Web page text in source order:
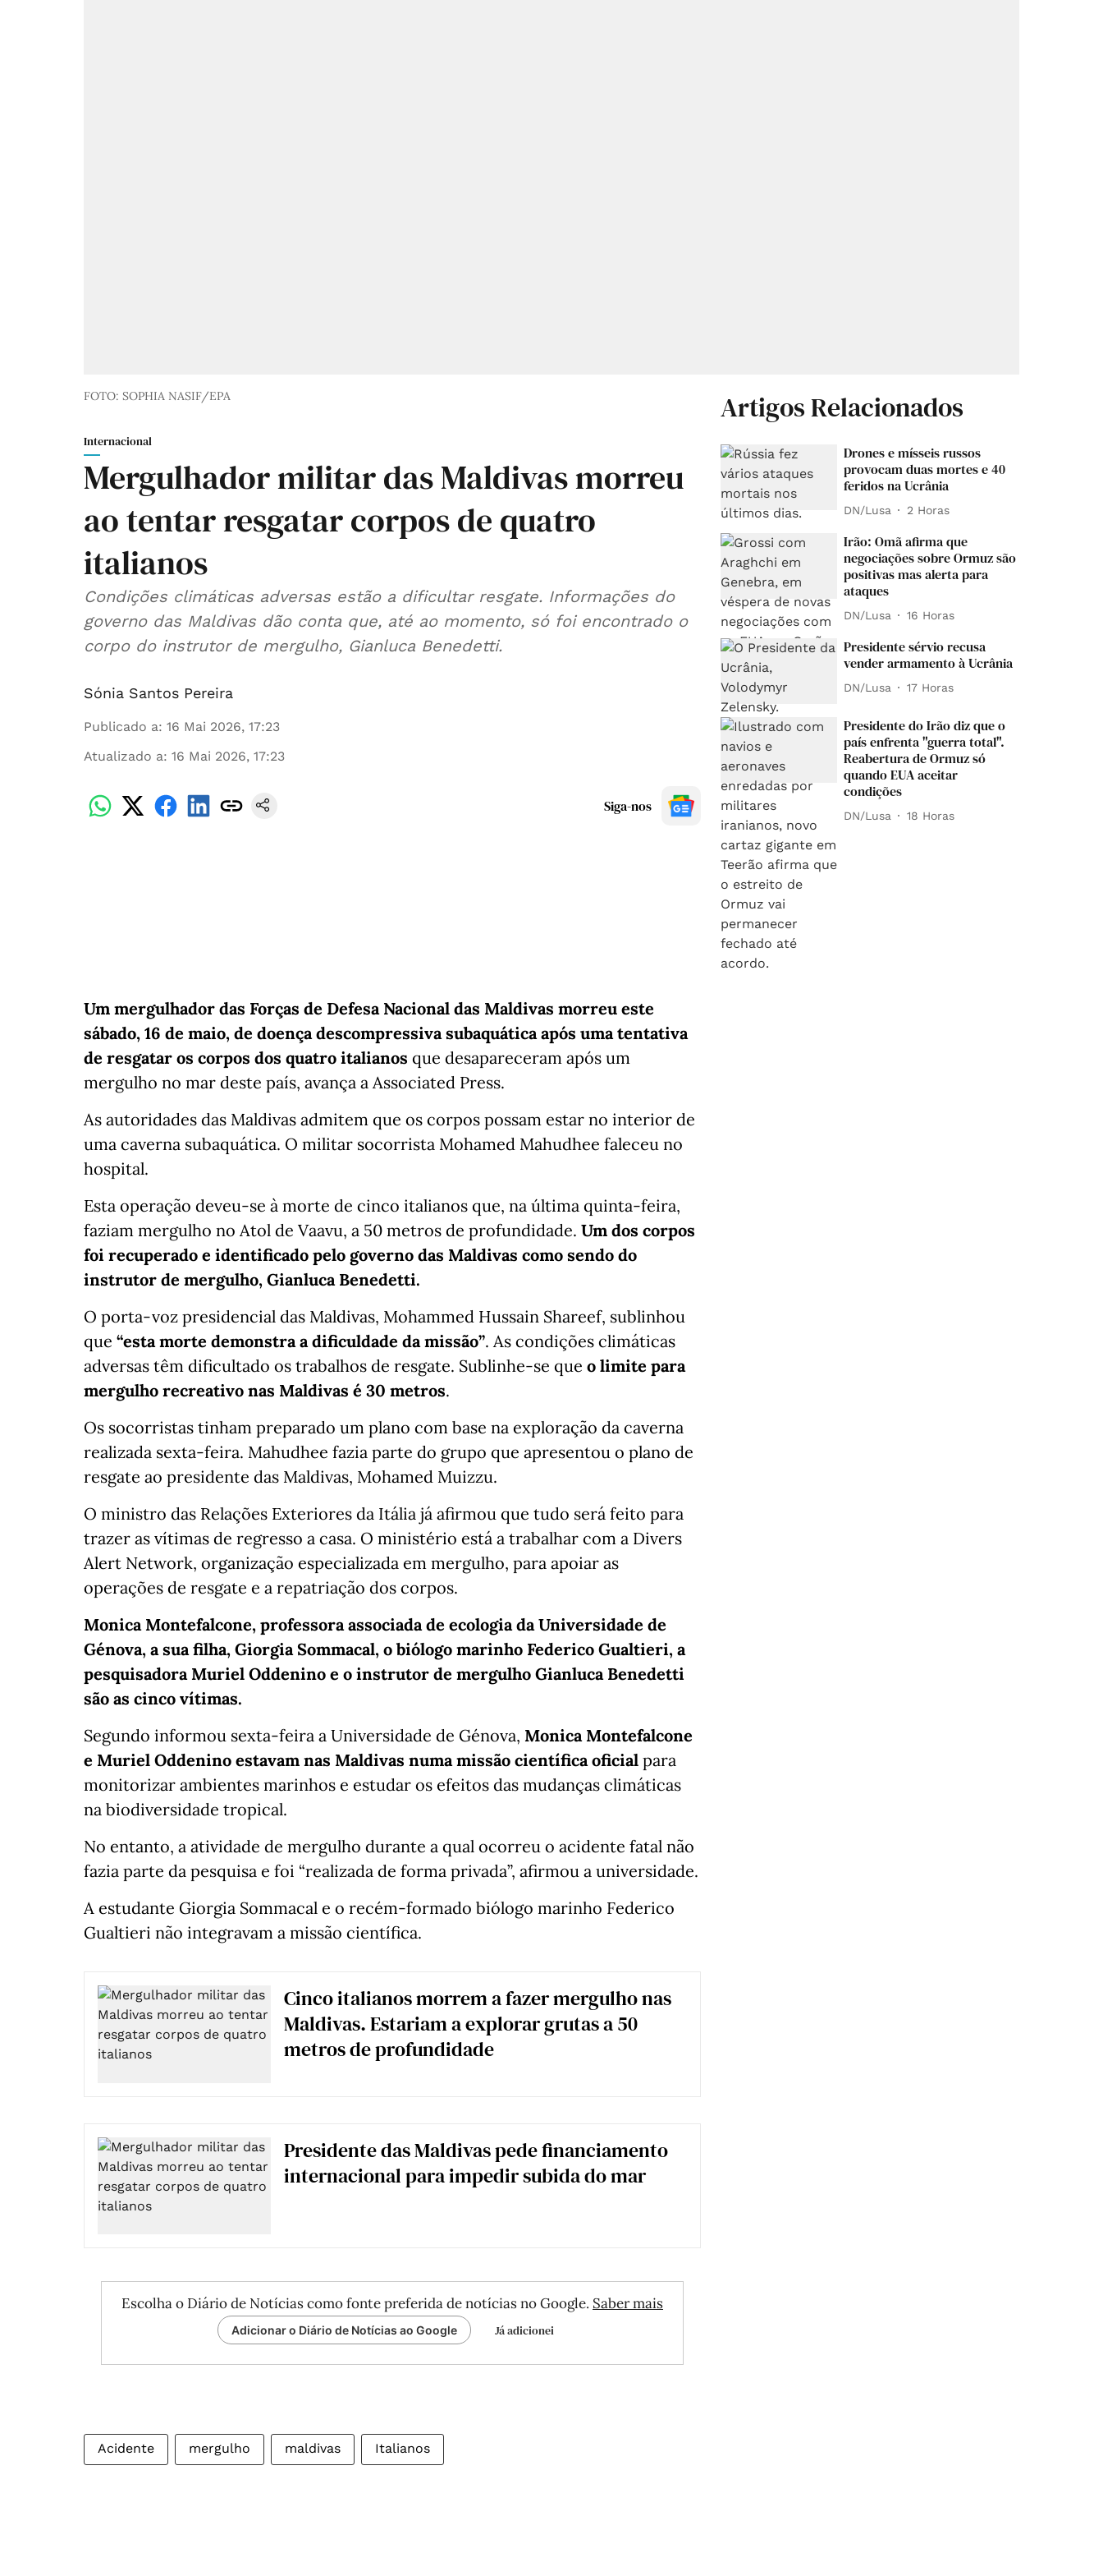
FOTO: SOPHIA NASIF/EPA
Internacional
Mergulhador militar das Maldivas morreu
ao tentar resgatar corpos de quatro
italianos
Condições climáticas adversas estão a dificultar resgate. Informações do
governo das Maldivas dão conta que, até ao momento, só foi encontrado o
corpo do instrutor de mergulho, Gianluca Benedetti.
Sónia Santos Pereira
Publicado a: 16 Mai 2026, 17:23
Atualizado a: 16 Mai 2026, 17:23
Siga-nos
Um mergulhador das Forças de Defesa Nacional das Maldivas morreu este
sábado, 16 de maio, de doença descompressiva subaquática após uma tentativa
de resgatar os corpos dos quatro italianos que desapareceram após um
mergulho no mar deste país, avança a Associated Press.
As autoridades das Maldivas admitem que os corpos possam estar no interior de
uma caverna subaquática. O militar socorrista Mohamed Mahudhee faleceu no
hospital.
Esta operação deveu-se à morte de cinco italianos que, na última quinta-feira,
faziam mergulho no Atol de Vaavu, a 50 metros de profundidade. Um dos corpos
foi recuperado e identificado pelo governo das Maldivas como sendo do
instrutor de mergulho, Gianluca Benedetti.
O porta-voz presidencial das Maldivas, Mohammed Hussain Shareef, sublinhou
que “esta morte demonstra a dificuldade da missão”. As condições climáticas
adversas têm dificultado os trabalhos de resgate. Sublinhe-se que o limite para
mergulho recreativo nas Maldivas é 30 metros.
Os socorristas tinham preparado um plano com base na exploração da caverna
realizada sexta-feira. Mahudhee fazia parte do grupo que apresentou o plano de
resgate ao presidente das Maldivas, Mohamed Muizzu.
O ministro das Relações Exteriores da Itália já afirmou que tudo será feito para
trazer as vítimas de regresso a casa. O ministério está a trabalhar com a Divers
Alert Network, organização especializada em mergulho, para apoiar as
operações de resgate e a repatriação dos corpos.
Monica Montefalcone, professora associada de ecologia da Universidade de
Génova, a sua filha, Giorgia Sommacal, o biólogo marinho Federico Gualtieri, a
pesquisadora Muriel Oddenino e o instrutor de mergulho Gianluca Benedetti
são as cinco vítimas.
Segundo informou sexta-feira a Universidade de Génova, Monica Montefalcone
e Muriel Oddenino estavam nas Maldivas numa missão científica oficial para
monitorizar ambientes marinhos e estudar os efeitos das mudanças climáticas
na biodiversidade tropical.
No entanto, a atividade de mergulho durante a qual ocorreu o acidente fatal não
fazia parte da pesquisa e foi “realizada de forma privada”, afirmou a universidade.
A estudante Giorgia Sommacal e o recém-formado biólogo marinho Federico
Gualtieri não integravam a missão científica.
Cinco italianos morrem a fazer mergulho nas
Maldivas. Estariam a explorar grutas a 50
metros de profundidade
Presidente das Maldivas pede financiamento
internacional para impedir subida do mar
Escolha o Diário de Notícias como fonte preferida de notícias no Google. Saber mais
Adicionar o Diário de Notícias ao Google Já adicionei
Acidente mergulho maldivas Italianos
Artigos Relacionados
Drones e mísseis russos
provocam duas mortes e 40
feridos na Ucrânia
DN/Lusa 2 Horas
Irão: Omã afirma que
negociações sobre Ormuz são
positivas mas alerta para
ataques
DN/Lusa 16 Horas
Presidente sérvio recusa
vender armamento à Ucrânia
DN/Lusa 17 Horas
Presidente do Irão diz que o
país enfrenta "guerra total".
Reabertura de Ormuz só
quando EUA aceitar
condições
DN/Lusa 18 Horas